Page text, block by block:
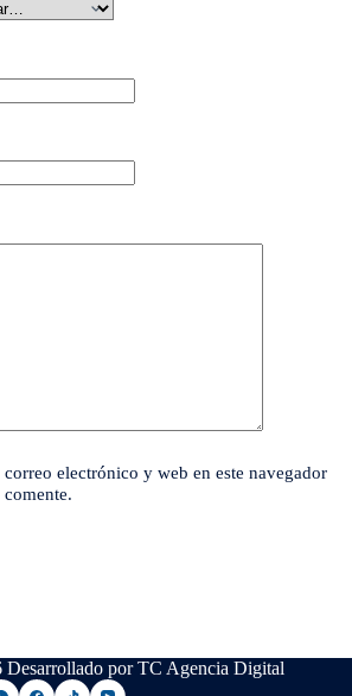
electrónico y web en este navegador
por TC Agencia Digital